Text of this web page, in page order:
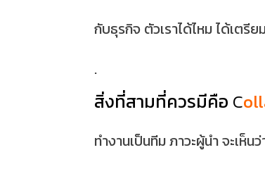
กับธุรกิจ ตัวเราได้ไหม ได้เตรี
.
สิ่งที่สามที่ควรมีคือ C
ทำงานเป็นทีม ภาวะผู้นำ จะเห็